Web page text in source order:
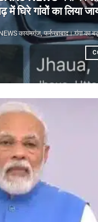
में घिरे गांवों का
कायमगंज, फर्रुखाबाद। गंगा का